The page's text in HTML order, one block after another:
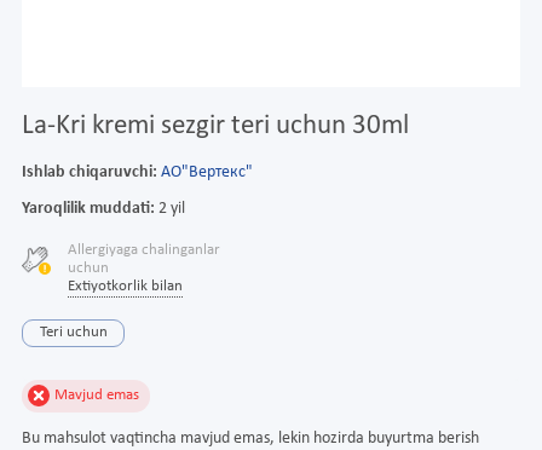
La-Kri kremi sezgir teri uchun 30ml
Ishlab chiqaruvchi: АО"Вертекс"
Yaroqlilik muddati: 2 yil
Allergiyaga chalinganlar
uchun
Extiyotkorlik bilan
Teri uchun
Mavjud emas
Bu mahsulot vaqtincha mavjud emas, lekin hozirda buyurtma berish